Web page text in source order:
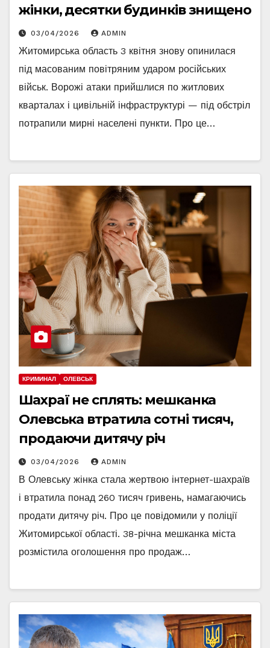
жінки, десятки будинків знищено
03/04/2026 ADMIN
Житомирська область 3 квітня знову опинилася
під масованим повітряним ударом російських
військ. Ворожі атаки прийшлися по житлових
кварталах і цивільній інфраструктурі — під обстріл
потрапили мирні населені пункти. Про це…
КРИМИНАЛ ОЛЕВСЬК
Шахраї не сплять: мешканка
Олевська втратила сотні тисяч,
продаючи дитячу річ
03/04/2026 ADMIN
В Олевську жінка стала жертвою інтернет-шахраїв
і втратила понад 260 тисяч гривень, намагаючись
продати дитячу річ. Про це повідомили у поліції
Житомирської області. 38-річна мешканка міста
розмістила оголошення про продаж…